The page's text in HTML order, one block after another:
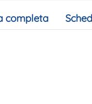
completa